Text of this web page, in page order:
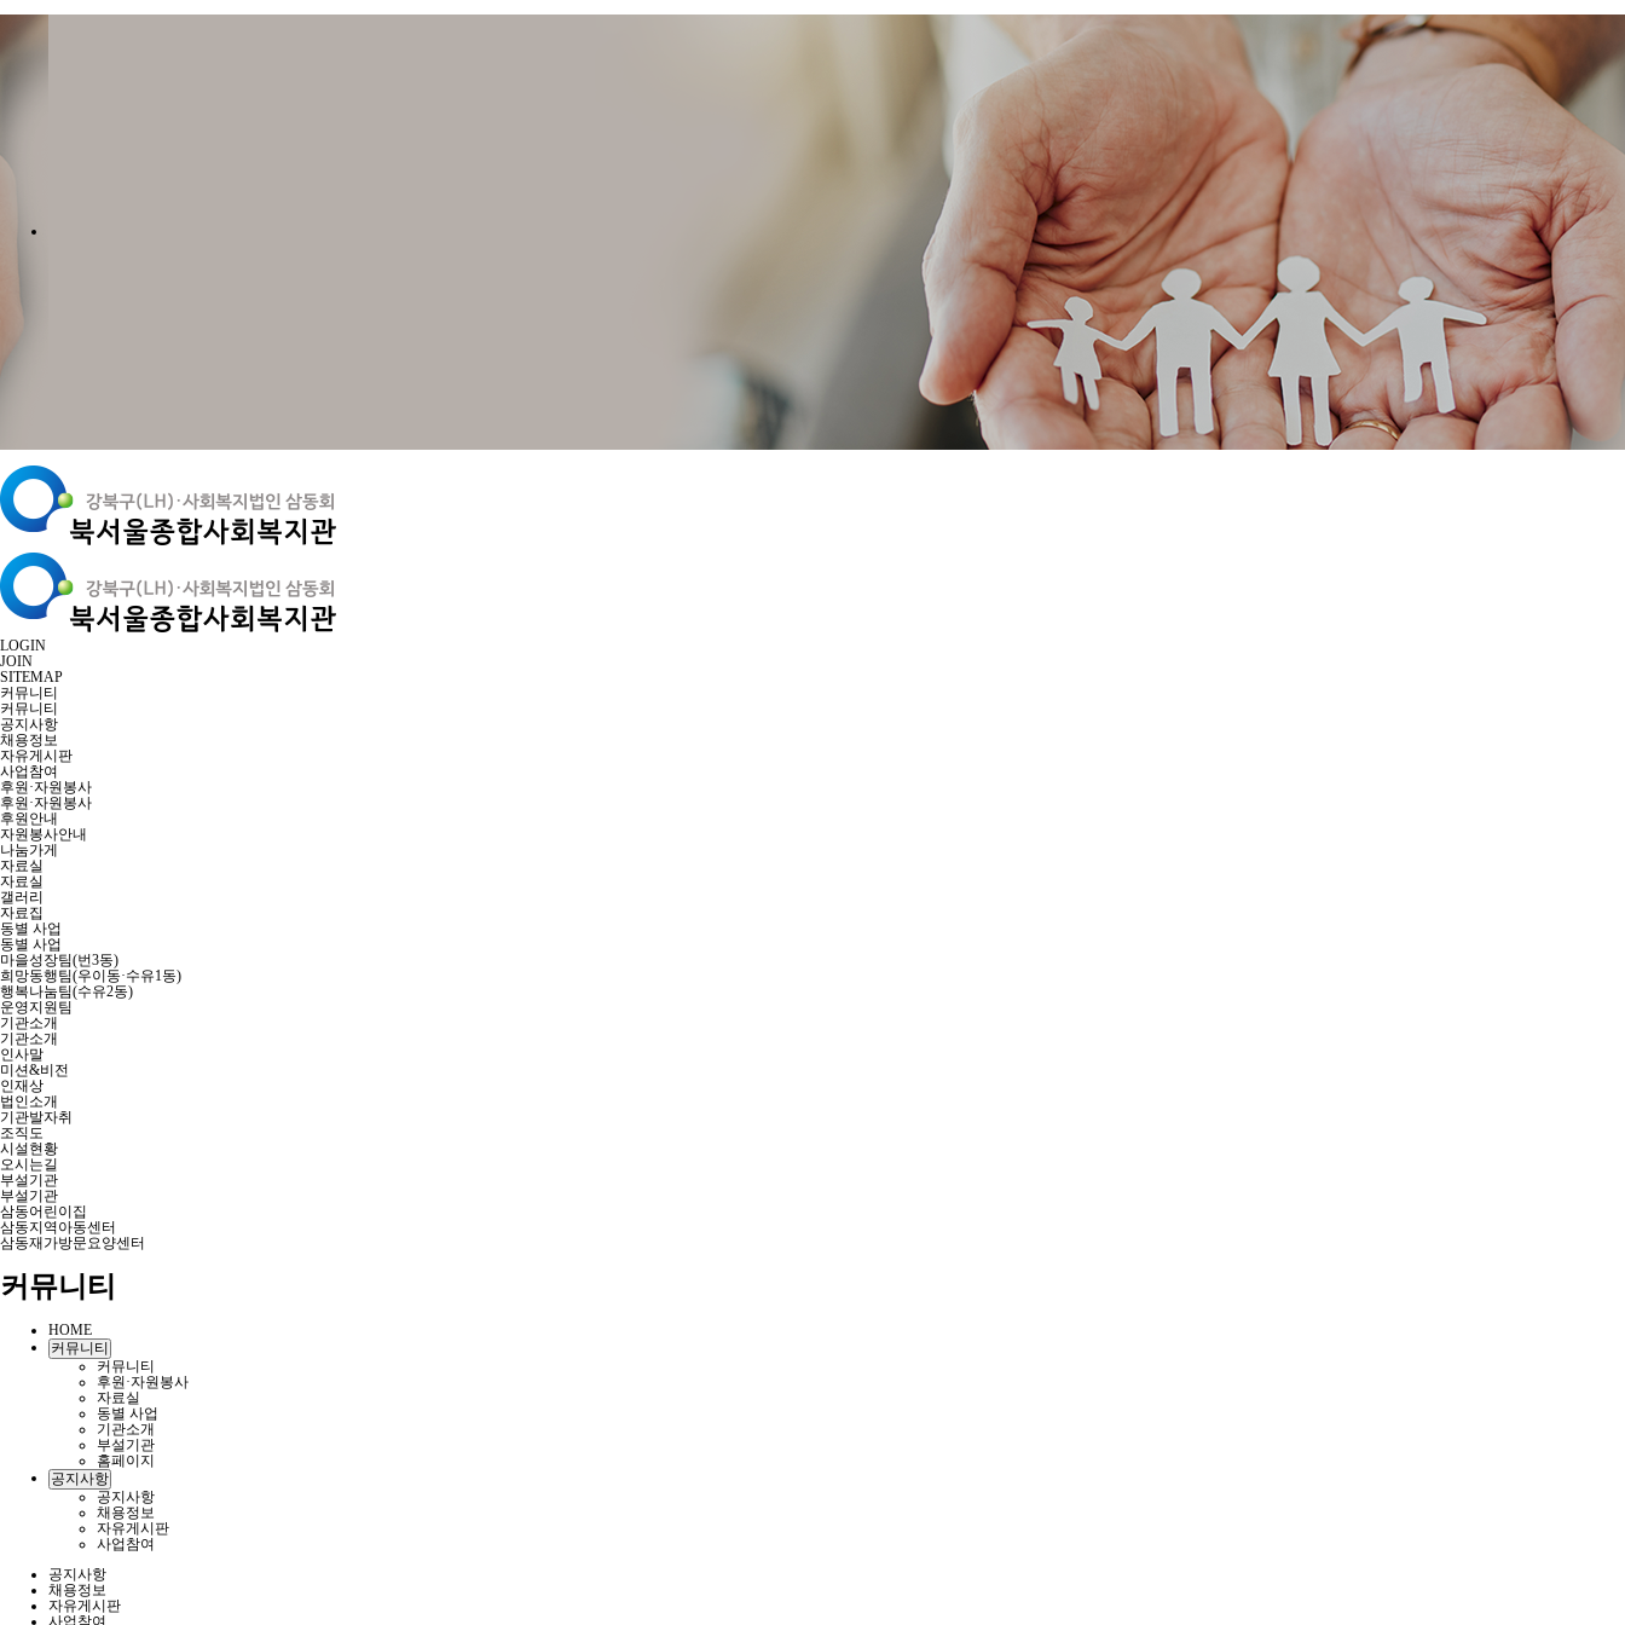
LOGIN
JOIN
SITEMAP
커뮤니티
커뮤니티
공지사항
채용정보
자유게시판
사업참여
후원·자원봉사
후원·자원봉사
후원안내
자원봉사안내
나눔가게
자료실
자료실
갤러리
자료집
동별 사업
동별 사업
마을성장팀(번3동)
희망동행팀(우이동·수유1동)
행복나눔팀(수유2동)
운영지원팀
기관소개
기관소개
인사말
미션&비전
인재상
법인소개
기관발자취
조직도
시설현황
오시는길
부설기관
부설기관
삼동어린이집
삼동지역아동센터
삼동재가방문요양센터
커뮤니티
HOME
커뮤니티
커뮤니티
후원·자원봉사
자료실
동별 사업
기관소개
부설기관
홈페이지
공지사항
공지사항
채용정보
자유게시판
사업참여
공지사항
채용정보
자유게시판
사업참여